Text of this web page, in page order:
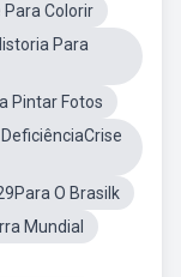
Para Colorir
Para
Pintar Fotos
O Brasilk
Mundial